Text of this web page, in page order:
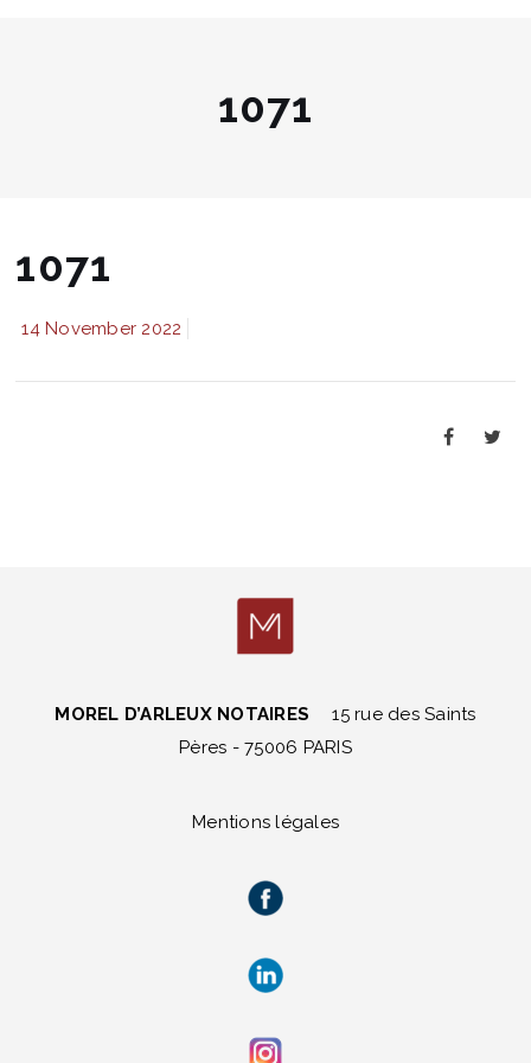
1071
1071
14 November 2022
MOREL D’ARLEUX NOTAIRES
15 rue des Saints
Pères - 75006 PARIS
Mentions légales